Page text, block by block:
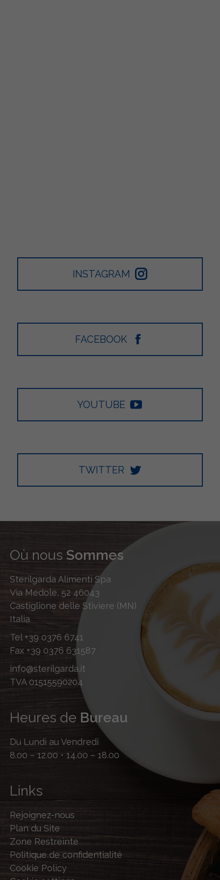
INSTAGRAM
FACEBOOK
YOUTUBE
TWITTER
Où nous Sommes
Sterilgarda Alimenti Spa
Via Medole, 52 46043
Castiglione delle Stiviere (MN)
Italia
Tel +39 0376 6741
Fax +39 0376 631587
info@sterilgarda.it
TVA 01515590204
Heures de Bureau
Du Lundi au Vendredi
8.00 – 12.00 • 14.00 – 18.00
Links
Rejoignez-nous
Plan du Site
Zone Restreinte
Politique de confidentialité
Cookie Policy